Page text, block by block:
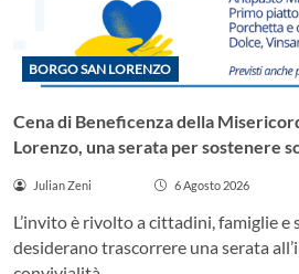
BORGO SAN LORENZO
Cena di Beneficenza della
Lorenzo, una serata per sostenere
Julian Zeni 6 Agosto 2026
L’invito è rivolto a cittadini, famiglie e
desiderano trascorrere una serata